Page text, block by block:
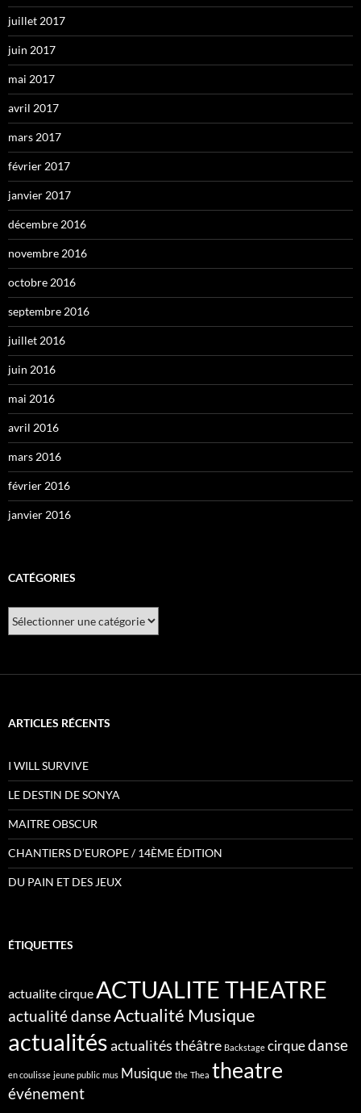
juillet 2017
juin 2017
mai 2017
avril 2017
mars 2017
février 2017
janvier 2017
décembre 2016
novembre 2016
octobre 2016
septembre 2016
juillet 2016
juin 2016
mai 2016
avril 2016
mars 2016
février 2016
janvier 2016
CATÉGORIES
ARTICLES RÉCENTS
I WILL SURVIVE
LE DESTIN DE SONYA
MAITRE OBSCUR
CHANTIERS D’EUROPE / 14ÈME ÉDITION
DU PAIN ET DES JEUX
ÉTIQUETTES
actualite cirqueACTUALITE THEATRE
actualité danseActualité Musique
actualitésactualités théâtre Backstage cirquedanse
en coulisse jeune public mus Musique the Thea theatre
événement